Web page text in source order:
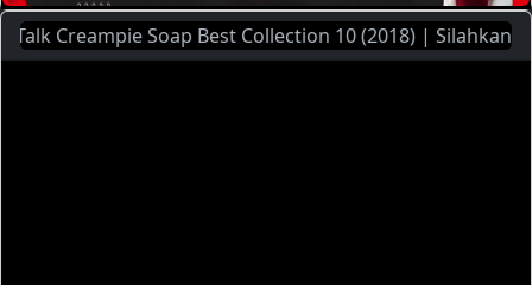
Creampie Soap Best Collection 10 (2018) | Silahkan